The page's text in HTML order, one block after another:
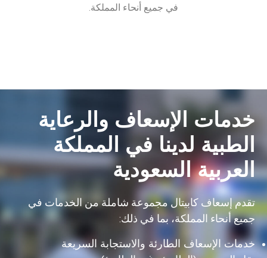
في جميع أنحاء المملكة.
خدمات الإسعاف والرعاية
الطبية لدينا في المملكة
العربية السعودية
تقدم إسعاف كابيتالمجموعة شاملة من الخدمات في
جميع أنحاء المملكة، بما في ذلك:
خدمات الإسعاف الطارئة والاستجابة السريعة